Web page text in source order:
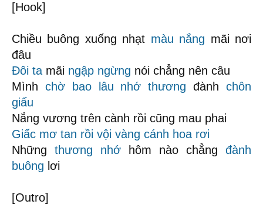
[Hook]
Chiều buông xuống nhạt màu nắng mãi nơi
đâu
Đôi ta mãi ngập ngừng nói chẳng nên câu
Mình chờ bao lâu nhớ thương đànhchôn
giấu
Nắng vương trên cành rồi cũng mau phai
Giấc mơ tan rồi vội vàng cánh hoa rơi
Những thương nhớ hôm nào chẳng đành
buông lơi
[Outro]